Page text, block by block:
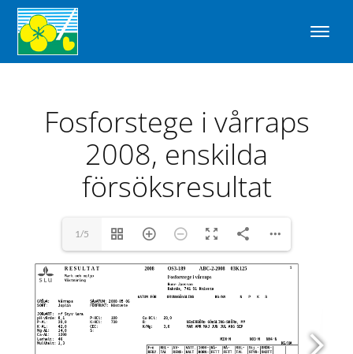
Fosforstege i vårraps
2008, enskilda
försöksresultat
1/5